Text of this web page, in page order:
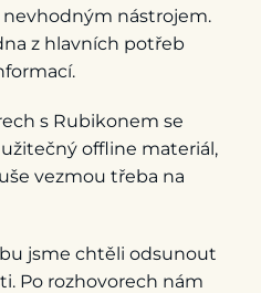
nástrojem.
z hlavních potřeb
s Rubikonem se
offline materiál,
vezmou třeba na
jsme chtěli odsunout
Po rozhovorech nám